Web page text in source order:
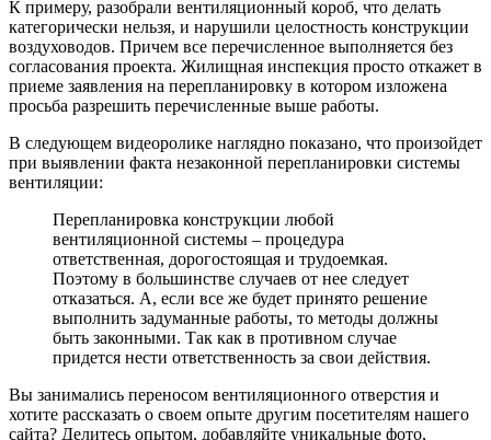
К примеру, разобрали вентиляционный короб, что делать
категорически нельзя, и нарушили целостность конструкции
воздуховодов. Причем все перечисленное выполняется без
согласования проекта. Жилищная инспекция просто откажет в
приеме заявления на перепланировку в котором изложена
просьба разрешить перечисленные выше работы.
В следующем видеоролике наглядно показано, что произойдет
при выявлении факта незаконной перепланировки системы
вентиляции:
Перепланировка конструкции любой
вентиляционной системы – процедура
ответственная, дорогостоящая и трудоемкая.
Поэтому в большинстве случаев от нее следует
отказаться. А, если все же будет принято решение
выполнить задуманные работы, то методы должны
быть законными. Так как в противном случае
придется нести ответственность за свои действия.
Вы занимались переносом вентиляционного отверстия и
хотите рассказать о своем опыте другим посетителям нашего
сайта? Делитесь опытом, добавляйте уникальные фото,